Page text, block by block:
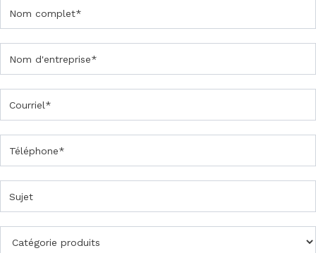
a
c
e
z
u
s